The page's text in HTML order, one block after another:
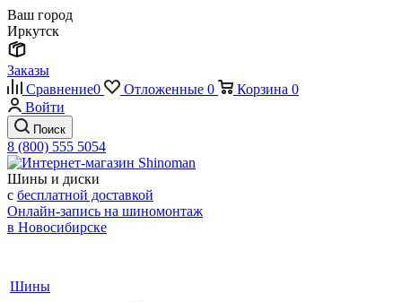
Ваш город
Иркутск
Заказы
Сравнение0 Отложенные 0 Корзина 0
Войти
Поиск
8 (800) 555 5054
Шины и диски
с бесплатной доставкой
Онлайн-запись на шиномонтаж
в Новосибирске
Шины